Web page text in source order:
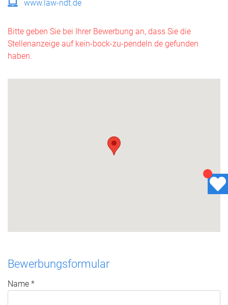
www.law-ndt.de
Bitte geben Sie bei Ihrer Bewerbung an, dass Sie die
Stellenanzeige auf kein-bock-zu-pendeln.de gefunden
haben.
Bewerbungsformular
Name *